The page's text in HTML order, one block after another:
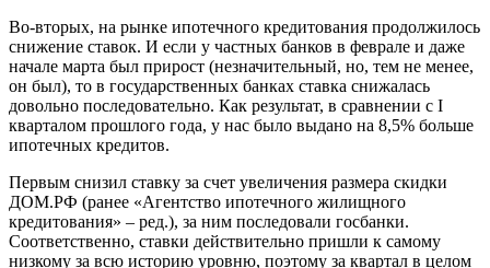
Во-вторых, на рынке ипотечного кредитования продолжилось
снижение ставок. И если у частных банков в феврале и даже
начале марта был прирост (незначительный, но, тем не менее,
он был), то в государственных банках ставка снижалась
довольно последовательно. Как результат, в сравнении с I
кварталом прошлого года, у нас было выдано на 8,5% больше
ипотечных кредитов.
Первым снизил ставку за счет увеличения размера скидки
ДОМ.РФ (ранее «Агентство ипотечного жилищного
кредитования» – ред.), за ним последовали госбанки.
Соответственно, ставки действительно пришли к самому
низкому за всю историю уровню, поэтому за квартал в целом